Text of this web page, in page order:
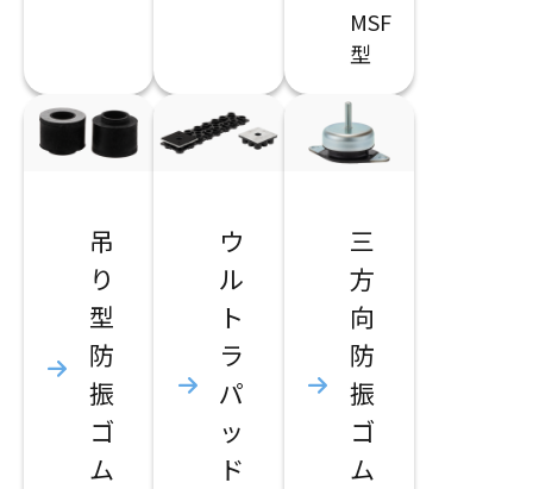
MSF
型
吊
り
型
防
振
ゴ
ム
ウ
ル
ト
ラ
パ
ッ
ド
三
方
向
防
振
ゴ
ム